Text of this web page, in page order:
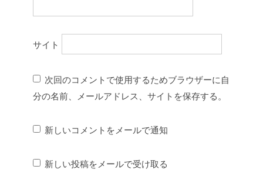
サイト
次回のコメントで使用するためブラウザーに自
分の名前、メールアドレス、サイトを保存する。
新しいコメントをメールで通知
新しい投稿をメールで受け取る